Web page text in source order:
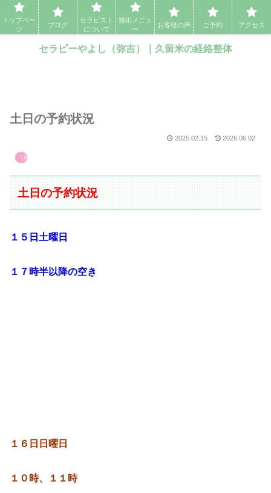
セラピーやよし（弥吉）｜久留米の経絡整体・アロママッサージ・エステ
セラピーやよし（弥吉）｜久留米の経絡整体
土日の予約状況
2025.02.15 2026.06.02
Uncategorized
土日の予約状況
１５日土曜日
１７時半以降の空き
１６日日曜日
１０時、１１時
トップペー
ジ
ブログ
セラピスト
について
施術メニュ
ー
お客様の声 ご予約 アクセス